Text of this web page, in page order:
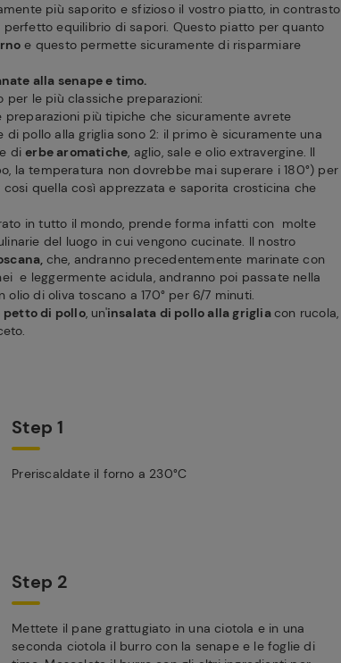
più saporito e sfizioso il vostro piatto, in contrasto
equilibrio di sapori. Questo piatto per quanto
e questo permette sicuramente di risparmiare
alla senape e timo.
le più classiche preparazioni:
preparazioni più tipiche che sicuramente avrete
di pollo alla griglia sono 2: il primo è sicuramente una
dierbe aromatiche, aglio, sale e olio extravergine. Il
la temperatura non dovrebbe mai superare i 180°) per
quella così apprezzata e saporita crosticina che
in tutto il mondo, prende forma infatti con molte
del luogo in cui vengono cucinate. Il nostro
che, andranno precedentemente marinate con
e leggermente acidula, andranno poi passate nella
di oliva toscano a 170° per 6/7 minuti.
di pollo, un'insalata di pollo alla grigliacon rucola,
Step 1
Preriscaldate il forno a 230°C
Step 2
Mettete il pane grattugiato in una ciotola e in una
seconda ciotola il burro con la senape e le foglie di